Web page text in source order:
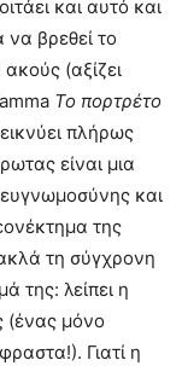
και αυτό και
να βρεθεί το
(αξίζει
Το πορτρέτο
πλήρως
είναι μια
και
της
τη σύγχρονη
της: λείπει η
(ένας μόνο
Γιατί η